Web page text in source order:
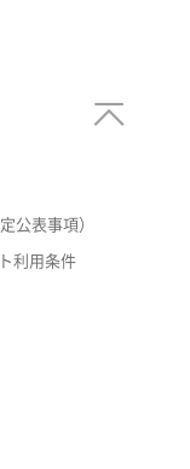
公表事項）
利用条件